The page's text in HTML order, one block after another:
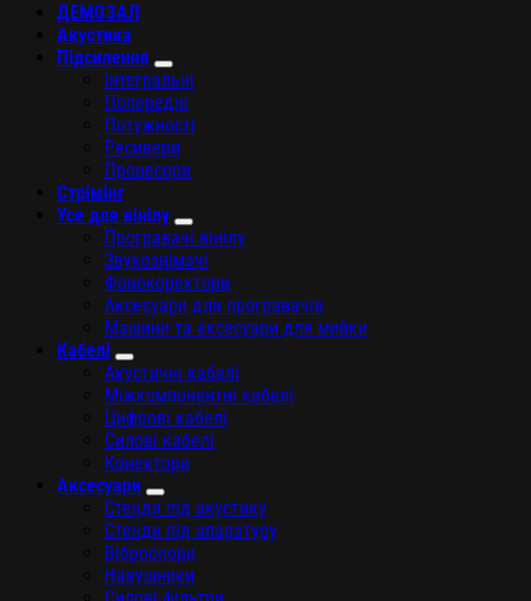
ДЕМОЗАЛ
Акустика
Підсилення
Інтегральні
Попередні
Потужності
Ресивери
Процесори
Стрімінг
Усе для вінілу
Програвачі вінілу
Звукознімачі
Фонокоректори
Аксесуари для програвачів
Машини та аксесуари для мийки
Кабелі
Акустичні кабелі
Міжкомпонентні кабелі
Цифрові кабелі
Силові кабелі
Конектори
Аксесуари
Стенди під акустику
Стенди під апаратуру
Віброопори
Навушники